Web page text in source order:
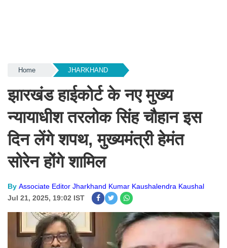
Home JHARKHAND
झारखंड हाईकोर्ट के नए मुख्य
न्यायाधीश तरलोक सिंह चौहान इस
दिन लेंगे शपथ, मुख्यमंत्री हेमंत
सोरेन होंगे शामिल
By Associate Editor Jharkhand Kumar Kaushalendra Kaushal
Jul 21, 2025, 19:02 IST